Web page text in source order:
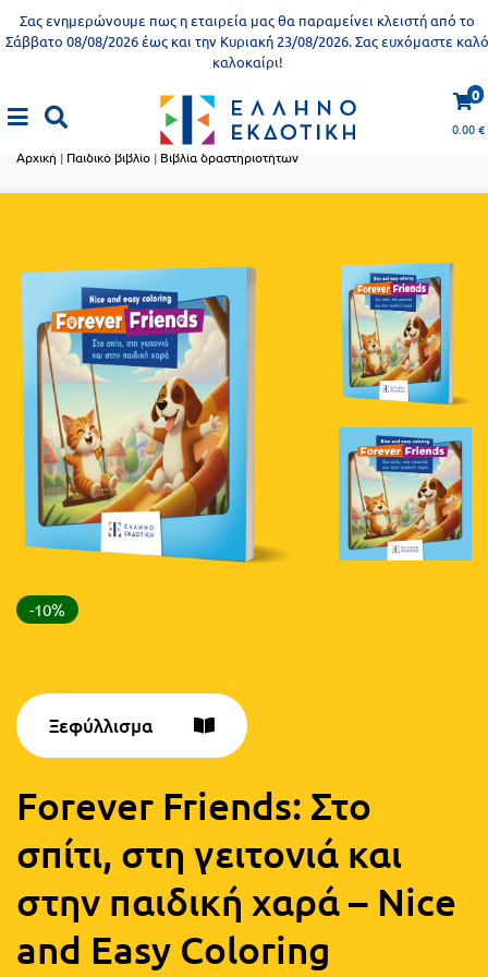
Σας ενημερώνουμε πως η εταιρεία μας θα παραμείνει κλειστή από το
Σάββατο 08/08/2026 έως και την Κυριακή 23/08/2026. Σας ευχόμαστε καλό
καλοκαίρι!
0
0.00€
X
ενήλικες
Αποκλειστική
διάθεση
Trivia
Books
- Η
γνώση
είναι
FUN!
Παιδικό
Χάρτες
Πανεπιστημιακά
Ορθόδοξα
χριστιανικά
Ξένες
Α.Σ.Ε.Π.
Προδημοτική
εκπαίδευση
αφίσες
Βιβλία
νηπιαγωγείου
Δημοτικό
Α΄
Τάξη
Β΄
Τάξη
Τάξη
Τάξη
Ε΄
ΣΤ΄
Τάξη
Γυμνάσιο
Α΄
Παιδικό βιβλίο
Αρχική | Παιδικό βιβλίο | Βιβλία δραστηριοτήτων
Forever Friends: Στο
σπίτι, στη γειτονιά και
στην παιδική χαρά – Nice
and Easy Coloring
-10%
Ξεφύλλισμα